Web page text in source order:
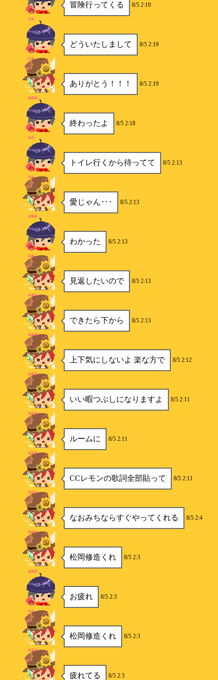
冒険行ってくる 8/5 2:19
れみ
どういたしまして 8/5 2:19
れみ
ありがとう！！！ 8/5 2:19
金魚姫
終わったよ 8/5 2:18
れみ
トイレ行くから待ってて 8/5 2:13
れみ
愛じゃん･･･ 8/5 2:13
金魚姫
わかった 8/5 2:13
れみ
見返したいので 8/5 2:13
金魚姫
できたら下から 8/5 2:13
金魚姫
上下気にしないよ 楽な方で 8/5 2:12
金魚姫
いい暇つぶしになりますよ 8/5 2:11
金魚姫
ルームに 8/5 2:11
金魚姫
CCレモンの歌詞全部貼って 8/5 2:11
金魚姫
なおみちならすぐやってくれる 8/5 2:4
金魚姫
松岡修造くれ 8/5 2:3
金魚姫
お疲れ 8/5 2:3
れみ
松岡修造くれ 8/5 2:3
金魚姫
疲れてる 8/5 2:3